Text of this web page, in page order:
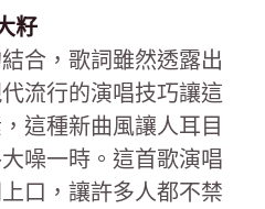
籽
合，歌詞雖然透露出
流行的演唱技巧讓這
這種新曲風讓人耳目
噪一時。這首歌演唱
口，讓許多人都不禁